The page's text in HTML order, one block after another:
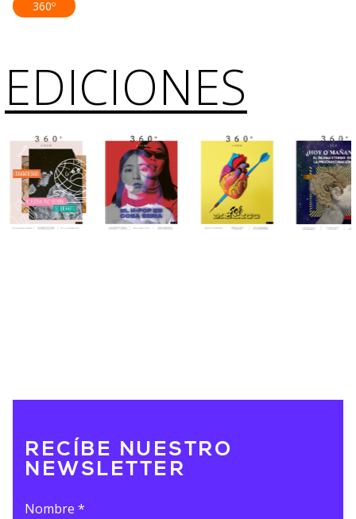
360º
EDICIONES
RECÍBE NUESTRO
NEWSLETTER
Nombre *